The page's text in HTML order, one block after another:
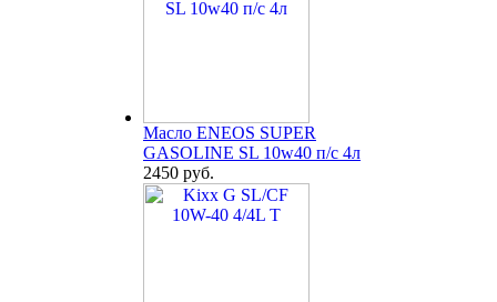
Масло ENEOS SUPER
GASOLINE SL 10w40 п/с 4л
2450 руб.